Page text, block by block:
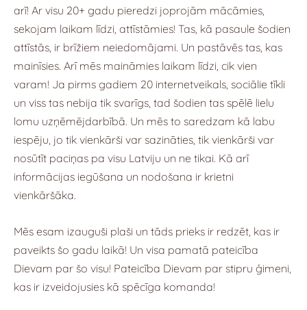
arī! Ar visu 20+ gadu pieredzi joprojām mācāmies,
sekojam laikam līdzi, attīstāmies! Tas, kā pasaule šodien
attīstās, ir brīžiem neiedomājami. Un pastāvēs tas, kas
mainīsies. Arī mēs maināmies laikam līdzi, cik vien
varam! Ja pirms gadiem 20 internetveikals, sociālie tīkli
un viss tas nebija tik svarīgs, tad šodien tas spēlē lielu
lomu uzņēmējdarbībā. Un mēs to saredzam kā labu
iespēju, jo tik vienkārši var sazināties, tik vienkārši var
nosūtīt paciņas pa visu Latviju un ne tikai. Kā arī
informācijas iegūšana un nodošana ir krietni
vienkāršāka.
Mēs esam izauguši plaši un tāds prieks ir redzēt, kas ir
paveikts šo gadu laikā! Un visa pamatā pateicība
Dievam par šo visu! Pateicība Dievam par stipru ģimeni,
kas ir izveidojusies kā spēcīga komanda!